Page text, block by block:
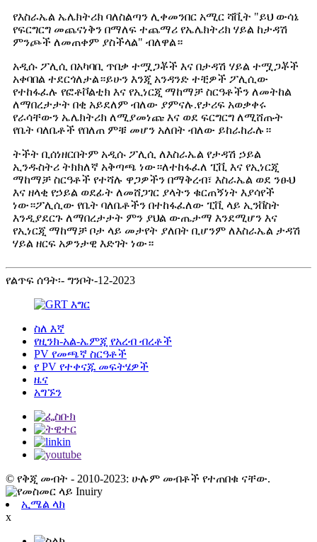
የእስራኤል ኤሌክትሪክ ባለስልጣን ሊቀመንበር አሚር ሻቪት "ይህ ውሳኔ
የፍርግርግ መጨናነቅን በማለፍ ተጨማሪ የኤሌክትሪክ ሃይል ከታዳሽ
ምንጮች ለመጠቀም ያስችላል" ብለዋል።
አዲሱ ፖሊሲ በአካባቢ ጥበቃ ተሟጋቾች እና በታዳሽ ሃይል ተሟጋቾች
አቀባበል ተደርጎለታል።ይሁን እንጂ አንዳንድ ተቺዎች ፖሊሲው
የተከፋፈሉ የፎቶቮልቲክ እና የኢነርጂ ማከማቻ ስርዓቶችን ለመትከል
ለማበረታታት በቂ አይደለም ብለው ያምናሉ.የታሪፍ አወቃቀሩ
የራሳቸውን ኤሌክትሪክ ለሚያመነጩ እና ወደ ፍርግርግ ለሚሸጡት
የቤት ባለቤቶች የበለጠ ምቹ መሆን አለበት ብለው ይከራከራሉ።
ትችት ቢሰነዘርበትም አዲሱ ፖሊሲ ለእስራኤል የታዳሽ ኃይል
ኢንዱስትሪ ትክክለኛ አቅጣጫ ነው።ለተከፋፈለ ፒቪ እና የኢነርጂ
ማከማቻ ስርዓቶች የተሻሉ ዋጋዎችን በማቅረብ፣ እስራኤል ወደ ንፁህ
እና ዘላቂ የኃይል ወደፊት ለመሸጋገር ያላትን ቁርጠኝነት እያሳየች
ነው።ፖሊሲው የቤት ባለቤቶችን በተከፋፈለው ፒቪ ላይ ኢንቨስት
እንዲያደርጉ ለማበረታታት ምን ያህል ውጤታማ እንደሚሆን እና
የኢነርጂ ማከማቻ ቦታ ላይ መታየት ያለበት ቢሆንም ለእስራኤል ታዳሽ
ሃይል ዘርፍ አዎንታዊ እድገት ነው።
የልጥፍ ሰዓት፡- ግንቦት-12-2023
ስለ እኛ
የዚንክ-አል-ኤምጂ የአረብ ብረቶች
PV የመጫኛ ስርዓቶች
የ PV የተቀናጁ መፍትሄዎች
ዜና
አግኙን
© የቅጂ መብት - 2010-2023: ሁሉም መብቶች የተጠበቁ ናቸው.
ኢሜል ላክ
x